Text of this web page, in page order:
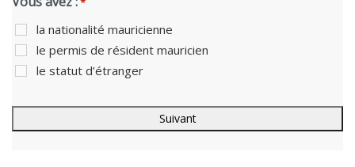
la nationalité mauricienne
le permis de résident mauricien
le statut d’étranger